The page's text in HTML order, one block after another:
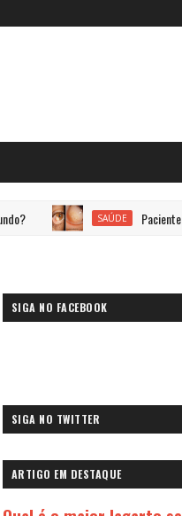
SAÚDE Paciente com um
SIGA NO FACEBOOK
SIGA NO TWITTER
ARTIGO EM DESTAQUE